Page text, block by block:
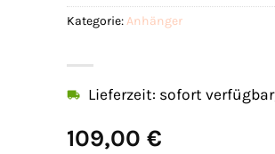
109,00 €
Lieferzeit: sofort
Kategorie:Anhänger